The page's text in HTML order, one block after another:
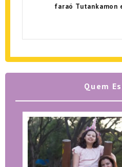
faraó Tutankamon
Quem